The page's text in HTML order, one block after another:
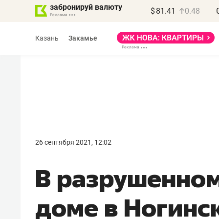
забронируй валюту $ 81.41 0.48
Казань Закамье
26 сентября 2021, 12:02
В
доме в
правил, бизнес может
потерять минимум
полгода»